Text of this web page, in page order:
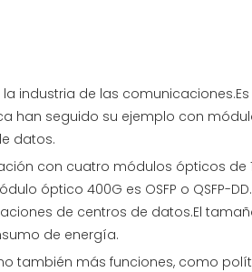
industria de las
seguido su ejemplo con
datos.
con cuatro módulos ópticos
óptico 400G es OSFP o QSFP-
de centros de datos.El
de energía.
también más funciones, como